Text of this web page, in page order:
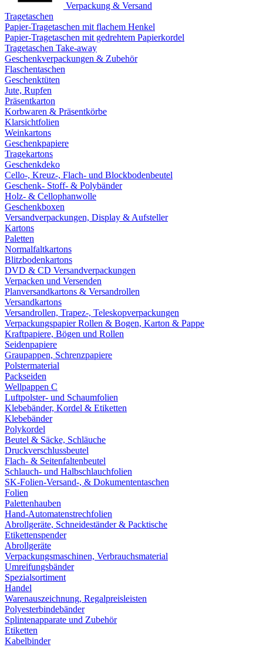
Verpackung & Versand
Tragetaschen
Papier-Tragetaschen mit flachem Henkel
Papier-Tragetaschen mit gedrehtem Papierkordel
Tragetaschen Take-away
Geschenkverpackungen & Zubehör
Flaschentaschen
Geschenktüten
Jute, Rupfen
Präsentkarton
Korbwaren & Präsentkörbe
Klarsichtfolien
Weinkartons
Geschenkpapiere
Tragekartons
Geschenkdeko
Cello-, Kreuz-, Flach- und Blockbodenbeutel
Geschenk- Stoff- & Polybänder
Holz- & Cellophanwolle
Geschenkboxen
Versandverpackungen, Display & Aufsteller
Kartons
Paletten
Normalfaltkartons
Blitzbodenkartons
DVD & CD Versandverpackungen
Verpacken und Versenden
Planversandkartons & Versandrollen
Versandkartons
Versandrollen, Trapez-, Teleskopverpackungen
Verpackungspapier Rollen & Bogen, Karton & Pappe
Kraftpapiere, Bögen und Rollen
Seidenpapiere
Graupappen, Schrenzpapiere
Polstermaterial
Packseiden
Wellpappen C
Luftpolster- und Schaumfolien
Klebebänder, Kordel & Etiketten
Klebebänder
Polykordel
Beutel & Säcke, Schläuche
Druckverschlussbeutel
Flach- & Seitenfaltenbeutel
Schlauch- und Halbschlauchfolien
SK-Folien-Versand-, & Dokumententaschen
Folien
Palettenhauben
Hand-Automatenstrechfolien
Abrollgeräte, Schneideständer & Packtische
Etikettenspender
Abrollgeräte
Verpackungsmaschinen, Verbrauchsmaterial
Umreifungsbänder
Spezialsortiment
Handel
Warenauszeichnung, Regalpreisleisten
Polyesterbindebänder
Splintenapparate und Zubehör
Etiketten
Kabelbinder